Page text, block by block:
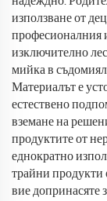
използване от
професионалния
изключително
мийка в
Материалът е
естествено
вземане на
продуктите от
еднократно
трайни продукти
вие допринасяте